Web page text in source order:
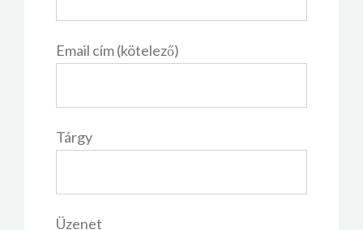
Email cím (kötelező)
Tárgy
Üzenet